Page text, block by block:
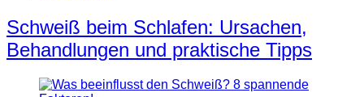
Schweiß beim Schlafen: Ursachen,
Behandlungen und praktische Tipps